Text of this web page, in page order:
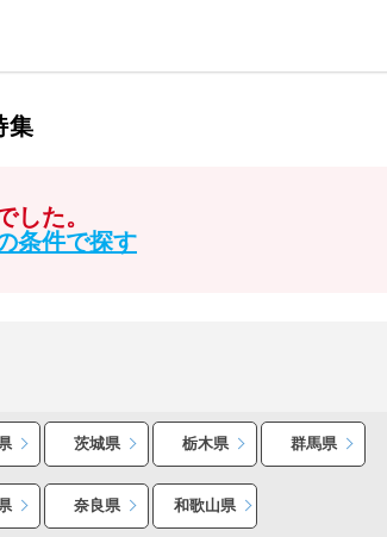
集
した。
条件で探す
茨城県 栃木県 群馬県
奈良県 和歌山県